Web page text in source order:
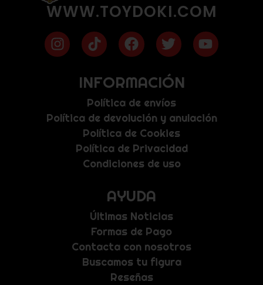
WWW.TOYDOKI.COM
INFORMACIÓN
Política de envíos
Política de devolución y anulación
Política de Cookies
Política de Privacidad
Condiciones de uso
AYUDA
Últimas Noticias
Formas de Pago
Contacta con nosotros
Buscamos tu figura
Reseñas